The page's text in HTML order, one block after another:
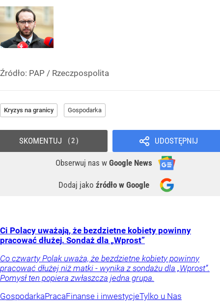
Źródło: PAP / Rzeczpospolita
Kryzys na granicy Gospodarka
UDOSTĘPNIJ
Obserwuj nas w Google News
Dodaj jako źródło w Google
SKOMENTUJ 2
Ci Polacy uważają, że bezdzietne kobiety powinny
pracować dłużej. Sondaż dla „Wprost”
Co czwarty Polak uważa, że bezdzietne kobiety powinny
pracować dłużej niż matki - wynika z sondażu dla „Wprost”.
Pomysł ten popiera zwłaszcza jedna grupa.
GospodarkaPracaFinanse i inwestycjeTylko u Nas